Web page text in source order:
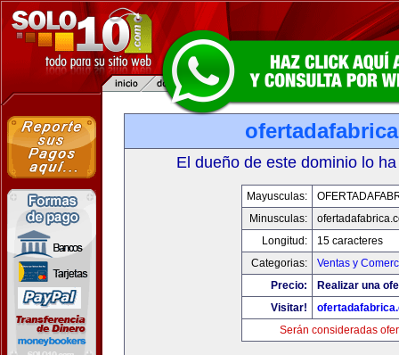
El dueño de este dominio lo
Mayusculas:
Minusculas:
Longitud:
15 caracteres
Categorias:
Ventas y
Precio:
Realizar una
Visitar!
Serán consideradas